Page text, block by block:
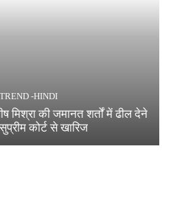
-HINDI
मिश्रा की जमानत शर्तों में ढील देने
कोर्ट से खारिज